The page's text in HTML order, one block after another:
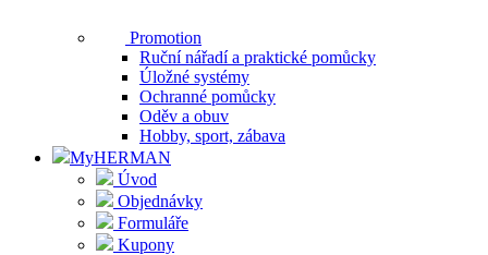
Promotion
Ruční nářadí a praktické pomůcky
Úložné systémy
Ochranné pomůcky
Oděv a obuv
Hobby, sport, zábava
MyHERMAN
Úvod
Objednávky
Formuláře
Kupony